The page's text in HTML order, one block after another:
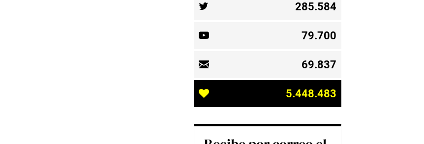
285.584
79.700
69.837
5.448.483